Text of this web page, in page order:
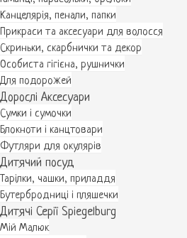
Канцелярія, пенали, папки
Прикраси та аксесуари для волосся
Скриньки, скарбнички та декор
Особиста гігієна, рушнички
Для подорожей
Дорослі Аксесуари
Сумки і сумочки
Блокноти і канцтовари
Футляри для окулярів
Дитячий посуд
Тарілки, чашки, приладдя
Бутербродниці і пляшечки
Дитячі Серії Spiegelburg
Мій Малюк